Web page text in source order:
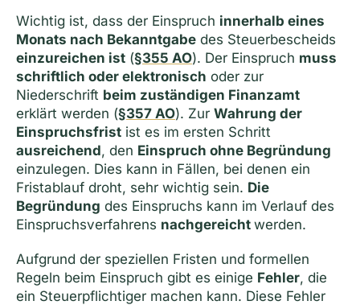
Wichtig ist, dass der Einspruch innerhalb eines
Monats nach Bekanntgabe des Steuerbescheids
einzureichen ist (§355 AO). Der Einspruch muss
schriftlich oder elektronisch oder zur
Niederschrift beim zuständigen Finanzamt
erklärt werden (§357 AO). Zur Wahrung der
Einspruchsfrist ist es im ersten Schritt
ausreichend, den Einspruch ohne Begründung
einzulegen. Dies kann in Fällen, bei denen ein
Fristablauf droht, sehr wichtig sein. Die
Begründung des Einspruchs kann im Verlauf des
Einspruchsverfahrens nachgereicht werden.
Aufgrund der speziellen Fristen und formellen
Regeln beim Einspruch gibt es einige Fehler, die
ein Steuerpflichtiger machen kann. Diese Fehler